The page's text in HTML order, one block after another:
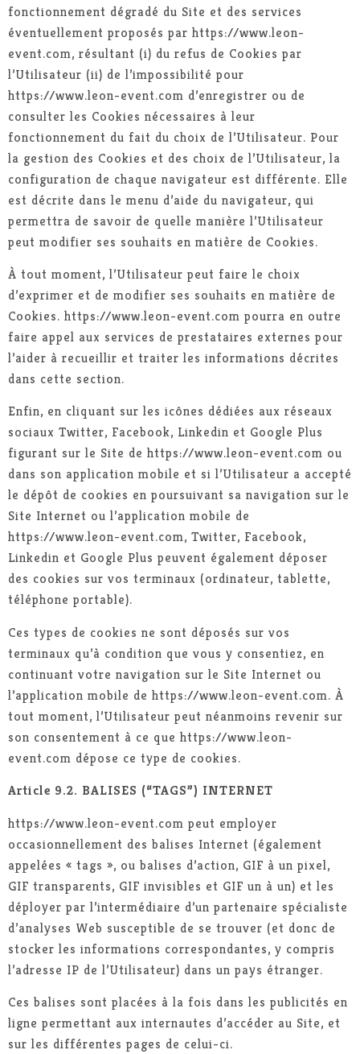
fonctionnement dégradé du Site et des services
éventuellement proposés par https://www.leon-
event.com, résultant (i) du refus de Cookies par
l’Utilisateur (ii) de l’impossibilité pour
https://www.leon-event.com d’enregistrer ou de
consulter les Cookies nécessaires à leur
fonctionnement du fait du choix de l’Utilisateur. Pour
la gestion des Cookies et des choix de l’Utilisateur, la
configuration de chaque navigateur est différente. Elle
est décrite dans le menu d’aide du navigateur, qui
permettra de savoir de quelle manière l’Utilisateur
peut modifier ses souhaits en matière de Cookies.
À tout moment, l’Utilisateur peut faire le choix
d’exprimer et de modifier ses souhaits en matière de
Cookies. https://www.leon-event.com pourra en outre
faire appel aux services de prestataires externes pour
l’aider à recueillir et traiter les informations décrites
dans cette section.
Enfin, en cliquant sur les icônes dédiées aux réseaux
sociaux Twitter, Facebook, Linkedin et Google Plus
figurant sur le Site de https://www.leon-event.com ou
dans son application mobile et si l’Utilisateur a accepté
le dépôt de cookies en poursuivant sa navigation sur le
Site Internet ou l’application mobile de
https://www.leon-event.com, Twitter, Facebook,
Linkedin et Google Plus peuvent également déposer
des cookies sur vos terminaux (ordinateur, tablette,
téléphone portable).
Ces types de cookies ne sont déposés sur vos
terminaux qu’à condition que vous y consentiez, en
continuant votre navigation sur le Site Internet ou
l’application mobile de https://www.leon-event.com. À
tout moment, l’Utilisateur peut néanmoins revenir sur
son consentement à ce que https://www.leon-
event.com dépose ce type de cookies.
Article 9.2. BALISES (“TAGS”) INTERNET
https://www.leon-event.com peut employer
occasionnellement des balises Internet (également
appelées « tags », ou balises d’action, GIF à un pixel,
GIF transparents, GIF invisibles et GIF un à un) et les
déployer par l’intermédiaire d’un partenaire spécialiste
d’analyses Web susceptible de se trouver (et donc de
stocker les informations correspondantes, y compris
l’adresse IP de l’Utilisateur) dans un pays étranger.
Ces balises sont placées à la fois dans les publicités en
ligne permettant aux internautes d’accéder au Site, et
sur les différentes pages de celui-ci.